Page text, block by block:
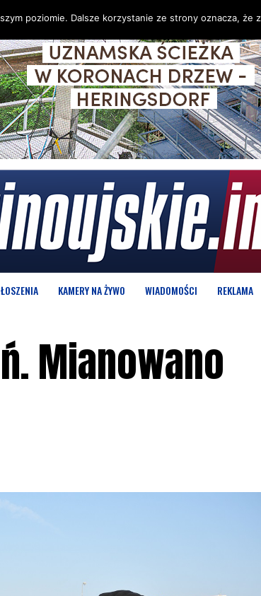
KAMERY NA ŻYWO WIADOMOŚCI REKLAMA
Mianowano
poziomie. Dalsze korzystanie ze strony oznacza, że